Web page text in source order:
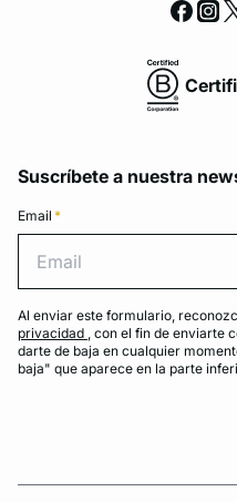
Suscríbete a nuestra
Email *
Al enviar este formulario,
privacidad , con el fin de enviarte
darte de baja en cualquier
baja" que aparece en la parte